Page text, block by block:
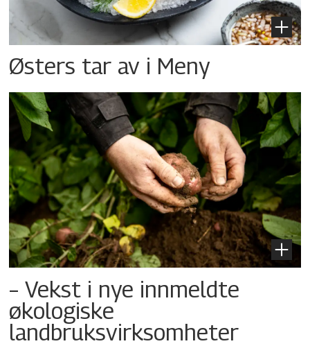
Østers tar av i Meny
– Vekst i nye innmeldte
økologiske
landbruksvirksomheter